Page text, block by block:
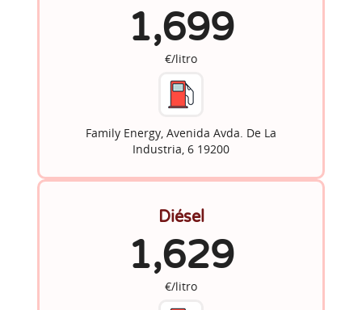
1,699
€/litro
Family Energy, Avenida Avda. De La
Industria, 6 19200
Diésel
1,629
€/litro